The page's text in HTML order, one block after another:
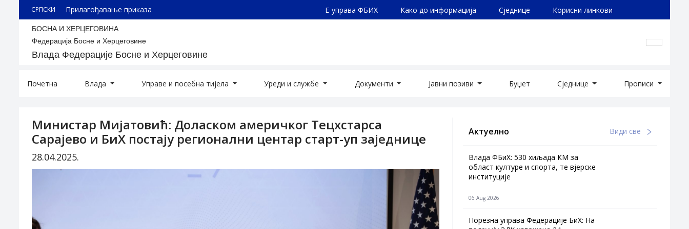
СРПСКИ Прилагођавање приказа Е-управа ФБИХ Како до информација Сједнице Корисни линкови
БОСНА И ХЕРЦЕГОВИНА
Федерација Босне и Херцеговине
Влада Федерације Босне и Херцеговине
Почетна Влада Управе и посебна тијела Уреди и службе Документи Јавни позиви Буџет Сједнице Прописи
Министар Мијатовић: Доласком америчког Тецхстарса
Сарајево и БиХ постају регионални центар старт-уп заједнице
28.04.2025.
Актуелно Види све
Влада ФБиХ: 530 хиљада КМ за
област културе и спорта, те вјерске
институције
06 Aug 2026
Порезна управа Федерације БиХ: На